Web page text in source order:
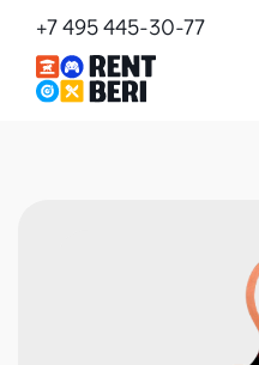
+7 495 445-30-77